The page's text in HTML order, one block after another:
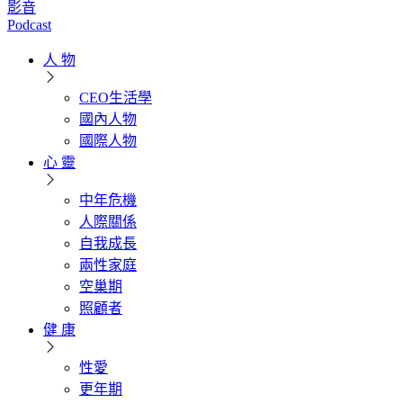
影音
Podcast
人 物
CEO生活學
國內人物
國際人物
心 靈
中年危機
人際關係
自我成長
兩性家庭
空巢期
照顧者
健 康
性愛
更年期